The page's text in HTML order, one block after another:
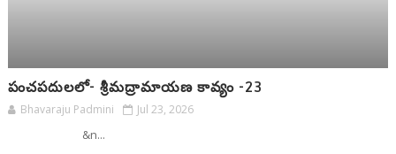
పంచపదులలో- శ్రీమద్రామాయణ కావ్యం -23
Bhavaraju Padmini Jul 23, 2026
&n...